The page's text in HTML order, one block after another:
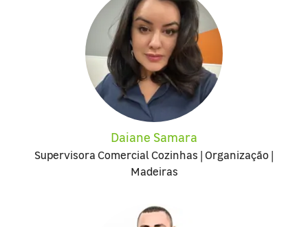
Daiane Samara
Supervisora Comercial Cozinhas | Organização |
Madeiras